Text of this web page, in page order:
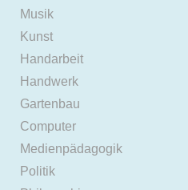
Musik
Kunst
Handarbeit
Handwerk
Gartenbau
Computer
Medienpädagogik
Politik